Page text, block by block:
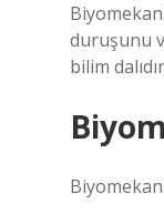
duruşunu
bilim